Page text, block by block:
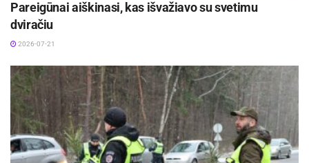
Pareigūnai aiškinasi, kas išvažiavo su svetimu
dviračiu
2026-07-21